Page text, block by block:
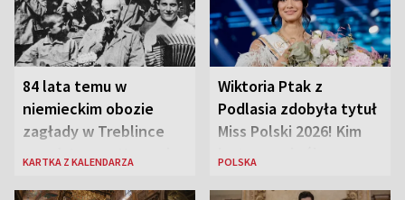
84 lata temu w
niemieckim obozie
zagłady w Treblince
KARTKA Z KALENDARZA
Wiktoria Ptak z
Podlasia zdobyła tytuł
Miss Polski 2026! Kim
POLSKA